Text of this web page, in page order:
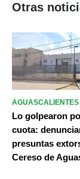
Otras
AGUASCALIENTES
Lo golpearon
cuota:
presuntas
Cereso de